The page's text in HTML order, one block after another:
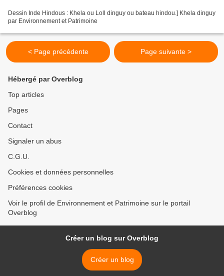
Dessin Inde Hindous : Khela ou Loll dinguy ou bateau hindou.] Khela dinguy
par Environnement et Patrimoine
< Page précédente Page suivante >
Hébergé par Overblog
Top articles
Pages
Contact
Signaler un abus
C.G.U.
Cookies et données personnelles
Préférences cookies
Voir le profil de Environnement et Patrimoine sur le portail
Overblog
Créer un blog sur Overblog
Créer un blog